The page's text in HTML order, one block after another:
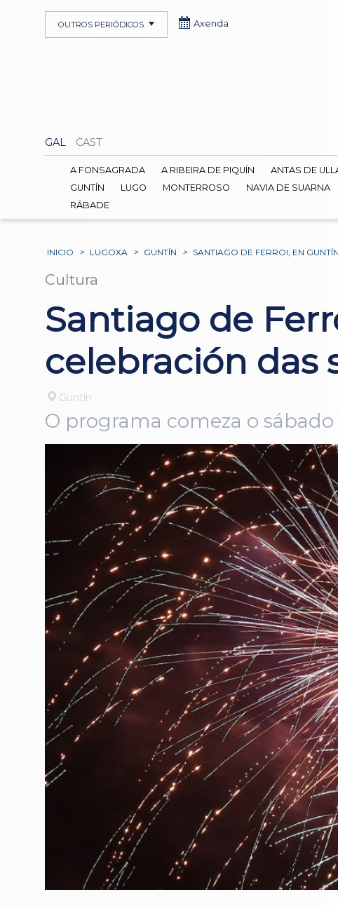
GAL CAST
OUTROS PERIÓDICOS Axenda
A FONSAGRADA A RIBEIRA DE PIQUÍN ANTAS DE
GUNTÍN
LUGO MONTERROSO NAVIA DE SUARNA
RÁBADE
INICIO > LUGOXA > GUNTÍN > SANTIAGO DE FERROI, EN
Cultura
Santiago de
celebración das
Guntín
O programa comeza o